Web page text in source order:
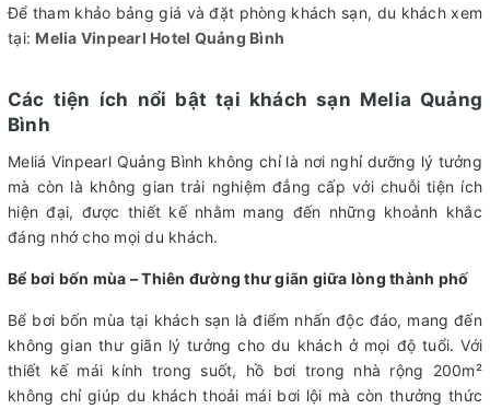
Để tham khảo bảng giá và đặt phòng khách sạn, du khách xem
tại: Melia Vinpearl Hotel Quảng Bình
Các tiện ích nổi bật tại khách sạn Melia Quảng
Bình
Meliá Vinpearl Quảng Bình không chỉ là nơi nghỉ dưỡng lý tưởng
mà còn là không gian trải nghiệm đẳng cấp với chuỗi tiện ích
hiện đại, được thiết kế nhằm mang đến những khoảnh khắc
đáng nhớ cho mọi du khách.
Bể bơi bốn mùa – Thiên đường thư giãn giữa lòng thành phố
Bể bơi bốn mùa tại khách sạn là điểm nhấn độc đáo, mang đến
không gian thư giãn lý tưởng cho du khách ở mọi độ tuổi. Với
thiết kế mái kính trong suốt, hồ bơi trong nhà rộng 200m²
không chỉ giúp du khách thoải mái bơi lội mà còn thưởng thức